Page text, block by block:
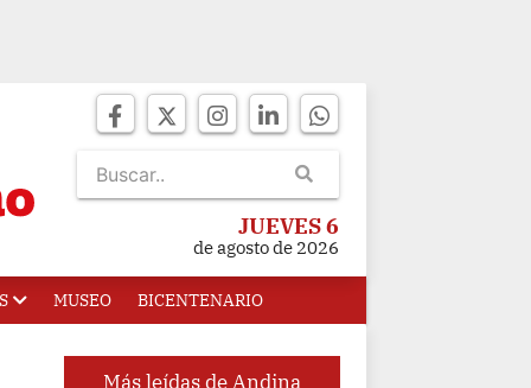
JUEVES 6
de agosto de 2026
MUSEO BICENTENARIO
Más leídas de Andina